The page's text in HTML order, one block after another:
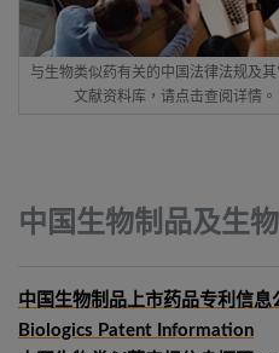
与生物类似药有关的中国法律法规及其
文献资料库，请点击查阅详情。
中国生物制品及生
中国生物制品上市药品专利信息
Biologics Patent Information